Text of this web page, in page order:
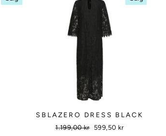
SBLAZERO DRESS BLACK
Vanlig
1.199,00 kr Salgs
599,50 kr